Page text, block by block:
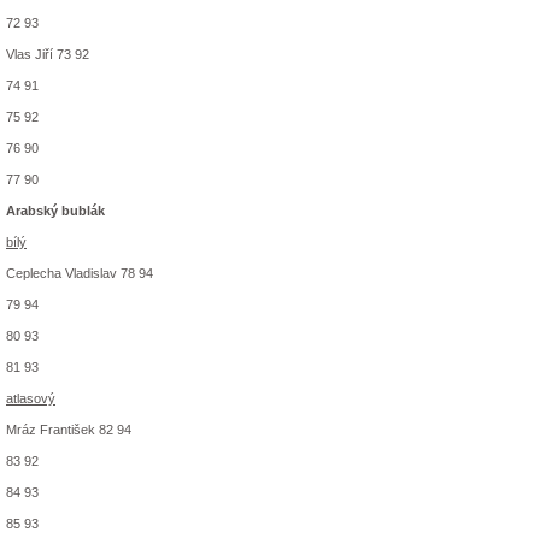
72 93
Vlas Jiří 73 92
74 91
75 92
76 90
77 90
Arabský bublák
bílý
Ceplecha Vladislav 78 94
79 94
80 93
81 93
atlasový
Mráz František 82 94
83 92
84 93
85 93